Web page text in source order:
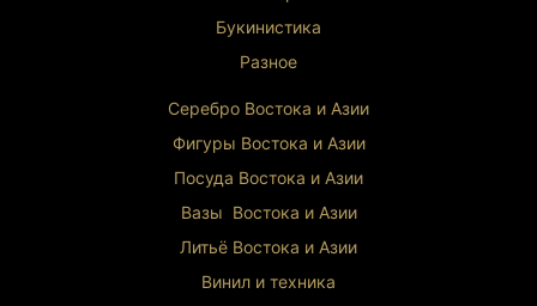
Букинистика
Разное
Серебро Востока и Азии
Фигуры Востока и Азии
Посуда Востока и Азии
Вазы Востока и Азии
Литьё Востока и Азии
Винил и техника